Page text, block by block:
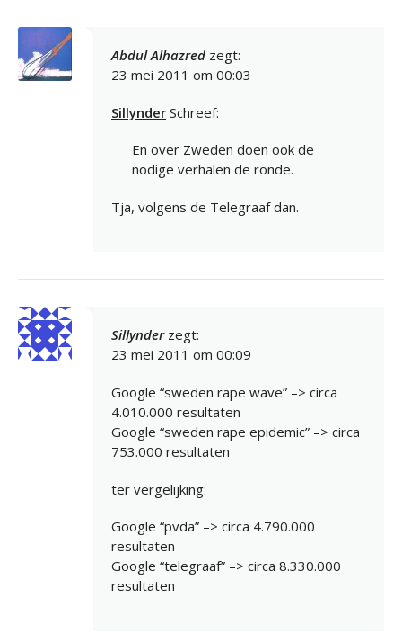
Abdul Alhazred zegt:
23 mei 2011 om 00:03
Sillynder Schreef:
En over Zweden doen ook de
nodige verhalen de ronde.
Tja, volgens de Telegraaf dan.
Sillynder zegt:
23 mei 2011 om 00:09
Google “sweden rape wave” –> circa
4.010.000 resultaten
Google “sweden rape epidemic” –> circa
753.000 resultaten
ter vergelijking:
Google “pvda” –> circa 4.790.000
resultaten
Google “telegraaf” –> circa 8.330.000
resultaten